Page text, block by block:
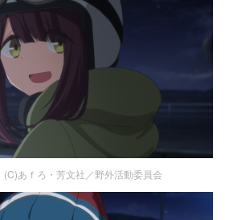
(C)あｆろ・芳文社／野外活動委員会